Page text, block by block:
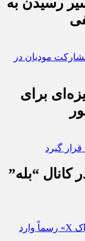
برای
کانال “بله”